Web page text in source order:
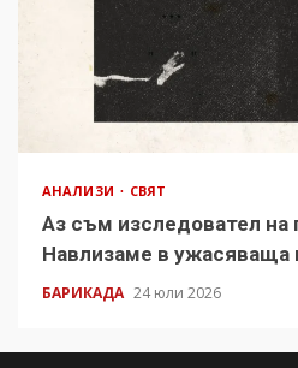
АНАЛИЗИ СВЯТ
Аз съм изследовател на
Навлизаме в ужасяваща
БАРИКАДА 24 юли 2026